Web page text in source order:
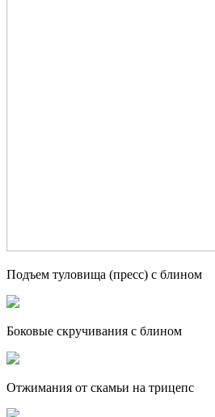
Подъем туловища (пресс) с блином
Боковые скручивания с блином
Отжимания от скамьи на трицепс